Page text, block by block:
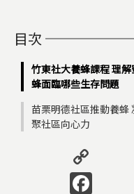
目次
竹東社大養蜂課程 理解
蜂面臨哪些生存問題
苗栗明德社區推動養蜂
聚社區向心力